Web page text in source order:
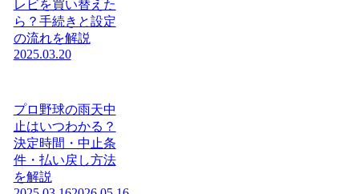
レビを買い替えた
ら？手続きと設定
の流れを解説
2025.03.20
プロ野球の雨天中
止はいつわかる？
決定時間・中止条
件・払い戻し方法
を解説